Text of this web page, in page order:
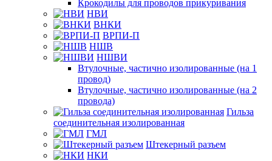
Крокодилы для проводов прикуривания
НВИ
ВНКИ
ВРПИ-П
НШВ
НШВИ
Втулочные, частично изолированные (на 1
провод)
Втулочные, частично изолированные (на 2
провода)
Гильза
соединительная изолированная
ГМЛ
Штекерный разъем
НКИ